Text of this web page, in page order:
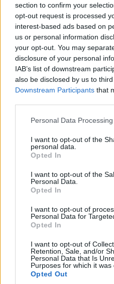
section to confirm your
opt-out request is processed
interest-based ads based on
us or personal information
your opt-out. You may
disclosure of your personal
IAB’s list of downstream
also be disclosed by us to
Downstream Participants that
Please note that this website/
not limited to your visit or
grant or deny consent to
use your data for below
consent section.
Personal Data
I want to opt-out of the
personal data.
Opted In
I want to opt-out of the
Personal Data.
Opted In
I want to opt-out of
Personal Data for
Opted In
I want to opt-out of
Retention, Sale, and/or
Personal Data that Is
Purposes for which it was
Opted Out